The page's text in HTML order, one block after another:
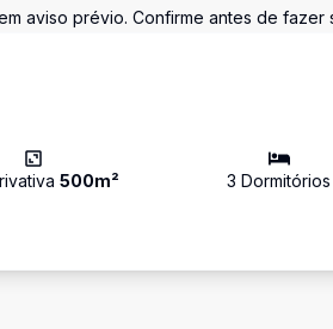
aviso prévio. Confirme antes de fazer
500m² 3 Dormitórios